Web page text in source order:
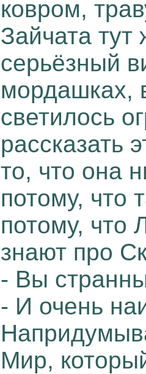
ковром,
Зайчата тут
серьёзный
мордашках,
светилось
рассказать
то, что она
потому, что
потому, что
знают про
- Вы
- И очень
Мир,